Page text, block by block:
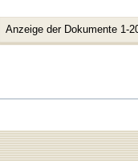
Anzeige der Dokumente 1-